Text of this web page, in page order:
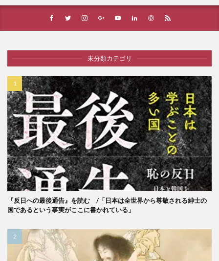
未分類カテゴリ
『反日への最後通告』を読む /「日本は全世界から尊敬される紳士の
国であるという事実がここに書かれている」